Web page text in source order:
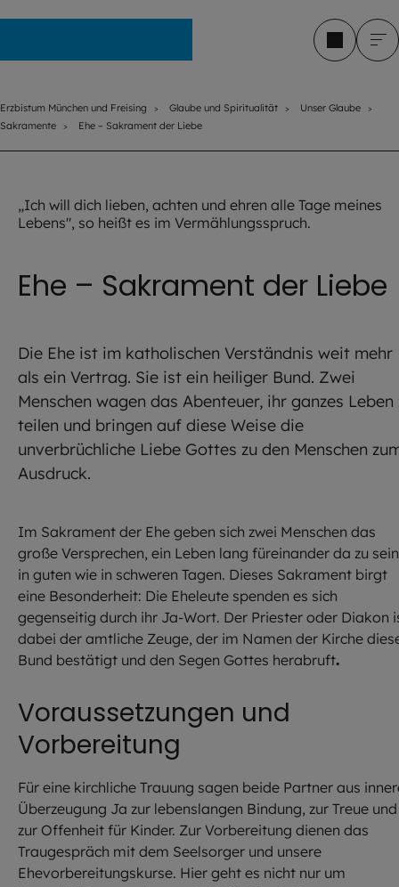
Erzbistum München und Freising Glaube und Spiritualität
Unser Glaube
Sakramente
Ehe – Sakrament der Liebe
„Ich will dich lieben, achten und ehren alle Tage meines
Lebens", so heißt es im Vermählungsspruch.
Ehe – Sakrament der Liebe
Die Ehe ist im katholischen Verständnis weit mehr
als ein Vertrag. Sie ist ein heiliger Bund. Zwei
Menschen wagen das Abenteuer, ihr ganzes Leben
teilen und bringen auf diese Weise die
unverbrüchliche Liebe Gottes zu den Menschen
Ausdruck.
Im Sakrament der Ehe geben sich zwei Menschen das
große Versprechen, ein Leben lang füreinander da zu
in guten wie in schweren Tagen. Dieses Sakrament birgt
eine Besonderheit: Die Eheleute spenden es sich
gegenseitig durch ihr Ja-Wort. Der Priester oder Diakon
dabei der amtliche Zeuge, der im Namen der Kirche
Bund bestätigt und den Segen Gottes herabruft.
Voraussetzungen und
Vorbereitung
Für eine kirchliche Trauung sagen beide Partner aus
Überzeugung Ja zur lebenslangen Bindung, zur Treue und
zur Offenheit für Kinder. Zur Vorbereitung dienen das
Traugespräch mit dem Seelsorger und unsere
Ehevorbereitungskurse. Hier geht es nicht nur um